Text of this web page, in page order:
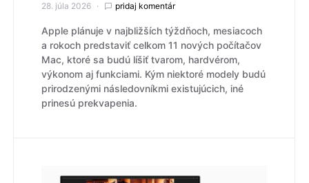
28. júla 2026 pridaj komentár
Apple plánuje v najbližších týždňoch, mesiacoch
a rokoch predstaviť celkom 11 nových počítačov
Mac, ktoré sa budú líšiť tvarom, hardvérom,
výkonom aj funkciami. Kým niektoré modely budú
prirodzenými následovníkmi existujúcich, iné
prinesú prekvapenia.